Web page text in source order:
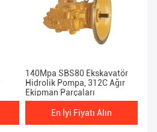
140Mpa SBS80 Ekskavatör
Hidrolik Pompa, 312C Ağır
Ekipman Parçaları
En İyi Fiyatı Alın